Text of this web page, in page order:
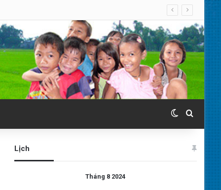
Switch skin
Search
Lịch
Tháng 8 2024